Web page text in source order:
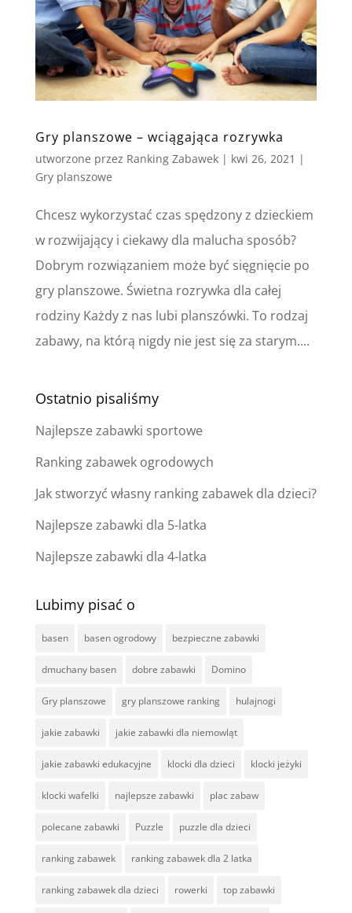
Gry planszowe – wciągająca rozrywka
utworzone przez Ranking Zabawek| kwi 26, 2021 |
Gry planszowe
Chcesz wykorzystać czas spędzony z dzieckiem
w rozwijający i ciekawy dla malucha sposób?
Dobrym rozwiązaniem może być sięgnięcie po
gry planszowe. Świetna rozrywka dla całej
rodziny Każdy z nas lubi planszówki. To rodzaj
zabawy, na którą nigdy nie jest się za starym....
Ostatnio pisaliśmy
Najlepsze zabawki sportowe
Ranking zabawek ogrodowych
Jak stworzyć własny ranking zabawek dla dzieci?
Najlepsze zabawki dla 5-latka
Najlepsze zabawki dla 4-latka
Lubimy pisać o
basen basen ogrodowy bezpieczne zabawki
dmuchany basen dobre zabawki Domino
Gry planszowe gry planszowe ranking hulajnogi
jakie zabawki jakie zabawki dla niemowląt
jakie zabawki edukacyjne klocki dla dzieci klocki jeżyki
klocki wafelki najlepsze zabawki plac zabaw
polecane zabawki Puzzle puzzle dla dzieci
ranking zabawek ranking zabawek dla 2 latka
ranking zabawek dla dzieci rowerki top zabawki